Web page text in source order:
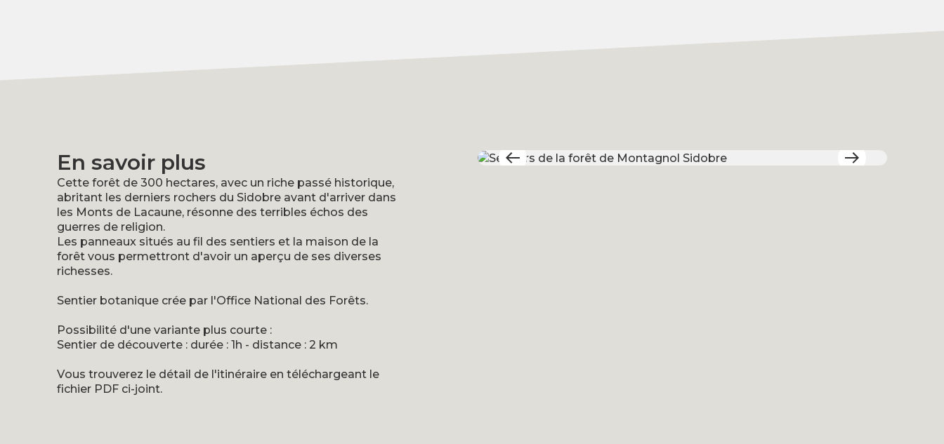
En savoir plus
Cette forêt de 300 hectares, avec un riche passé historique,
abritant les derniers rochers du Sidobre avant d'arriver dans
les Monts de Lacaune, résonne des terribles échos des
guerres de religion.
Les panneaux situés au fil des sentiers et la maison de la
forêt vous permettront d'avoir un aperçu de ses diverses
richesses.
Sentier botanique crée par l'Office National des Forêts.
Possibilité d'une variante plus courte :
Sentier de découverte : durée : 1h - distance : 2 km
Vous trouverez le détail de l'itinéraire en téléchargeant le
fichier PDF ci-joint.